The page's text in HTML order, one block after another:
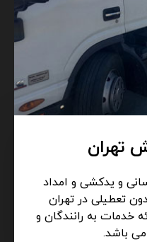
و یدکشی و امداد
تعطیلی در تهران
خدمات به رانندگان و
می باشد.